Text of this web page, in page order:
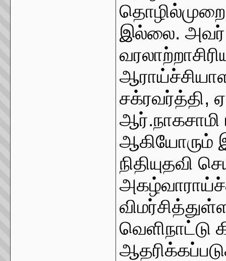
தொழில்முறை
இல்லை. அவர்
சக்ரவர்த்தி,
ஆர்.நாகசாமி
ஆகியோரும்
நிதியுதவி
வெளிநாட்டு